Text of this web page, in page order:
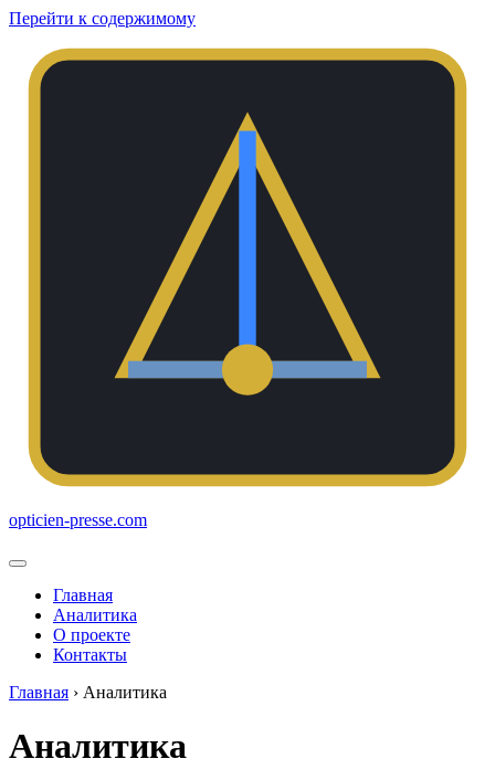
Перейти к содержимому
opticien-presse.com
Меню
Главная
Аналитика
О проекте
Контакты
Главная › Аналитика
Аналитика